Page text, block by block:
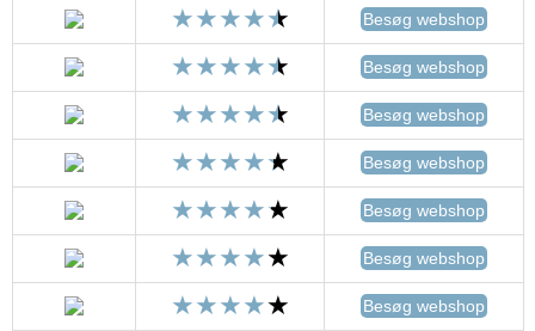
Besøg webshop
Besøg webshop
Besøg webshop
Besøg webshop
Besøg webshop
Besøg webshop
Besøg webshop